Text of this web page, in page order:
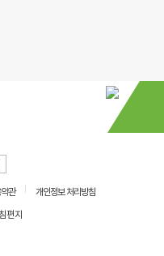
관
개인정보 처리방침
편지